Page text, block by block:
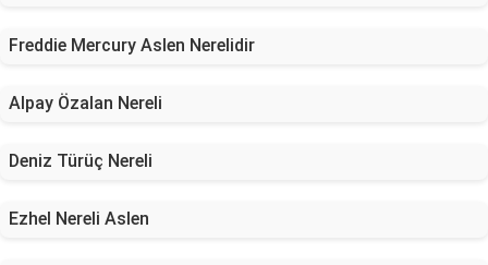
Freddie Mercury Aslen Nerelidir
Alpay Özalan Nereli
Deniz Türüç Nereli
Ezhel Nereli Aslen